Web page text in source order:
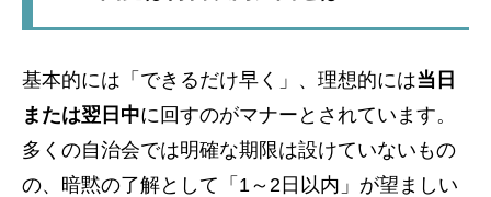
基本的には「できるだけ早く」、理想的には当日
または翌日中に回すのがマナーとされています。
多くの自治会では明確な期限は設けていないもの
の、暗黙の了解として「1～2日以内」が望ましい